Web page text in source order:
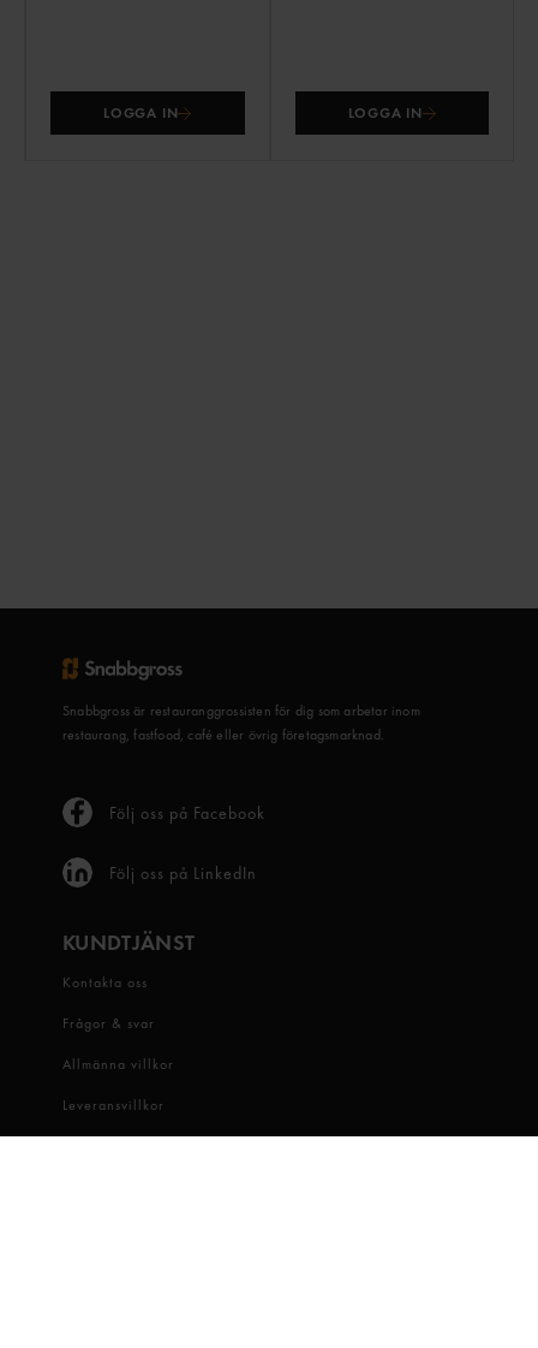
LOGGA IN LOGGA IN
Snabbgross är restauranggrossisten för dig som arbetar inom
restaurang, fastfood, café eller övrig företagsmarknad.
Följ oss på Facebook
Följ oss på LinkedIn
KUNDTJÄNST
Kontakta oss
Frågor & svar
Allmänna villkor
Leveransvillkor